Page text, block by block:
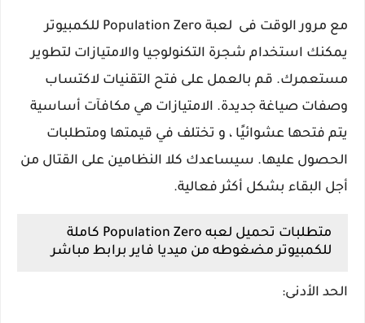
مع مرور الوقت فى لعبة Population Zero للكمبيوتر
يمكنك استخدام شجرة التكنولوجيا والامتيازات لتطوير
مستعمرك. قم بالعمل على فتح التقنيات لاكتساب
وصفات صياغة جديدة. الامتيازات هي مكافآت أساسية
يتم فتحها عشوائيًا ، و تختلف في قيمتها ومتطلبات
الحصول عليها. سيساعدك كلا النظامين على القتال من
أجل البقاء بشكل أكثر فعالية.
متطلبات تحميل لعبه Population Zero كاملة
للكمبيوتر مضغوطه من ميديا فاير برابط مباشر
الحد الأدنى: